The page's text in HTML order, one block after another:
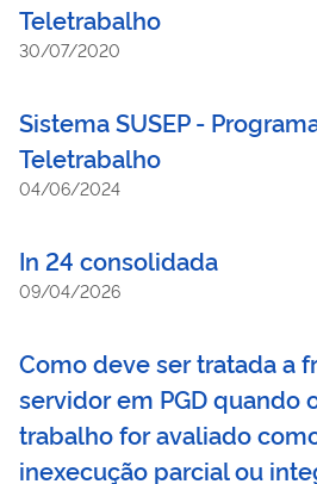
Teletrabalho
30/07/2020
Sistema SUSEP -
Teletrabalho
04/06/2024
In 24 consolidada
09/04/2026
Como deve ser tratada a
servidor em PGD quando
trabalho for avaliado
inexecução parcial ou